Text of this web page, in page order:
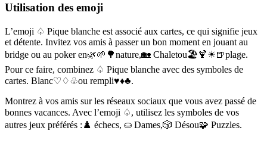
Utilisation des emoji
L’emoji ♤ Pique blanche est associé aux cartes, ce qui signifie jeux
et détente. Invitez vos amis à passer un bon moment en jouant au
bridge ou au poker en🌿🌱🌳nature,🏡 Chaletou🏖️🍹☀🍺plage.
Pour ce faire, combinez ♤ Pique blanche avec des symboles de
cartes. Blanc♡♢♧ou rempli♥♦♣.
Montrez à vos amis sur les réseaux sociaux que vous avez passé de
bonnes vacances. Avec l’emoji ♤, utilisez les symboles de vos
autres jeux préférés :♟️ échecs, ⛀ Dames,🎲 Désou🧩 Puzzles.